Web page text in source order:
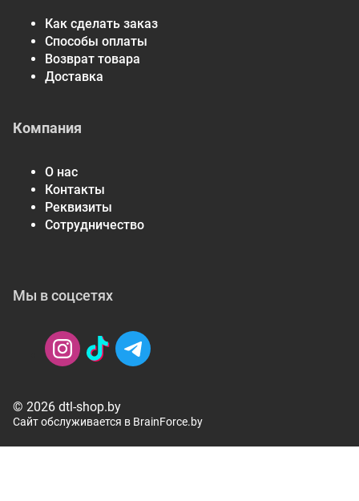
Как сделать заказ
Способы оплаты
Возврат товара
Доставка
Компания
О нас
Контакты
Реквизиты
Сотрудничество
Мы в соцсетях
© 2026 dtl-shop.by
Сайт обслуживается в BrainForce.by